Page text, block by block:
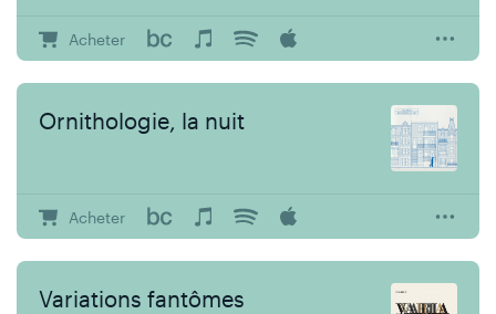
Acheter
Ornithologie, la nuit
Acheter
Variations fantômes